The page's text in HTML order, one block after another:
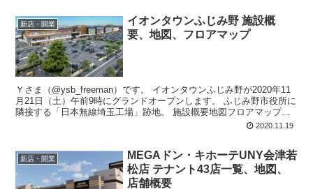
新店・開業
イオンタウンふじみ野 施設概
要、地図、フロアマップ
Ｙさま（@ysb_freeman）です。 イオンタウンふじみ野が2020年11
月21日（土）午前9時にグランドオープンします。 ふじみ野市役所に
隣接する「日本無線埼玉工場」跡地。 施設概要地図フロアマップな
2020.11.19
新店・開業
MEGAドン・キホーテUNY会津若
松店 テナント43店一覧、地図、
店舗概要